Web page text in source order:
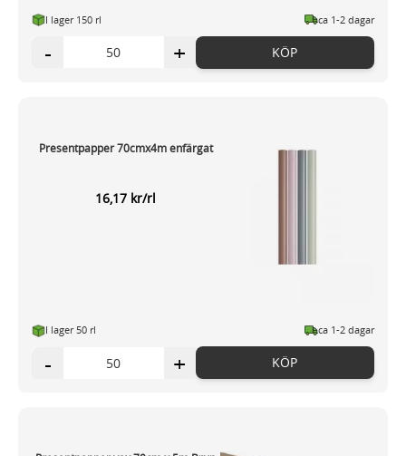
I lager 150 rl ca 1-2 dagar
- + KÖP
Presentpapper 70cmx4m enfärgat
16,17 kr/rl
I lager 50 rl ca 1-2 dagar
- + KÖP